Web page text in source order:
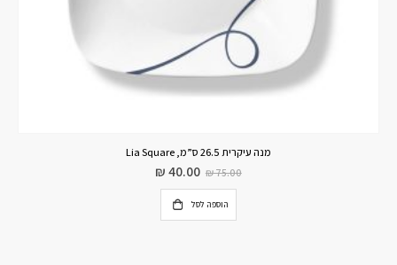
מנה עיקרית 26.5 ס”מ, Lia Square
₪75.00
₪ 40.00
הוספה לסל